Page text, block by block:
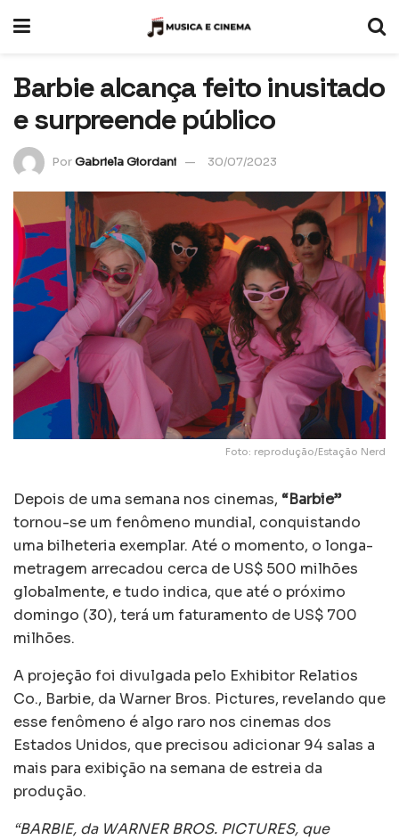
Barbie alcança feito inusitado
e surpreende público
PorGabriela Giordani 30/07/2023
Foto: reprodução/Estação Nerd
Depois de uma semana nos cinemas, “Barbie”
tornou-se um fenômeno mundial, conquistando
uma bilheteria exemplar. Até o momento, o longa-
metragem arrecadou cerca de US$ 500 milhões
globalmente, e tudo indica, que até o próximo
domingo (30), terá um faturamento de US$ 700
milhões.
A projeção foi divulgada pelo Exhibitor Relatios
Co., Barbie, da Warner Bros. Pictures, revelando que
esse fenômeno é algo raro nos cinemas dos
Estados Unidos, que precisou adicionar 94 salas a
mais para exibição na semana de estreia da
produção.
“BARBIE, da WARNER BROS. PICTURES, que